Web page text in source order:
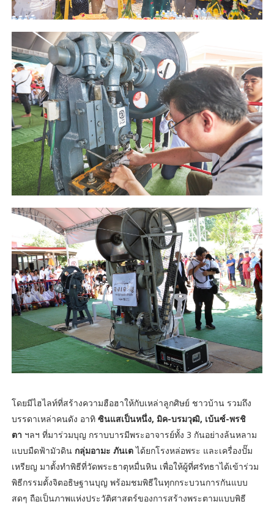
โดยมีไฮไลท์ที่สร้างความฮือฮาให้กับเหล่าลูกศิษย์ ชาวบ้าน รวมถึง
บรรดาเหล่าคนดัง อาทิ ซินแสเป็นหนึ่ง, มิค-บรมวุฒิ, เบ้นซ์-พรชิ
ตา ฯลฯ ที่มาร่วมบุญ กราบบารมีพระอาจารย์ทั้ง 3 กันอย่างล้นหลาม
แบบมืดฟ้ามัวดิน กลุ่มอามะ ภันเตได้ยกโรงหล่อพระ และเครื่องปั๊ม
เหรียญ มาตั้งทำพิธีที่วัดพระธาตุหมื่นหิน เพื่อให้ผู้ที่ศรัทธาได้เข้าร่วม
พิธีกรรมตั้งจิตอธิษฐานบุญ พร้อมชมพิธีในทุกกระบวนการกันแบบ
สดๆ ถือเป็นภาพแห่งประวัติศาสตร์ของการสร้างพระตามแบบพิธี